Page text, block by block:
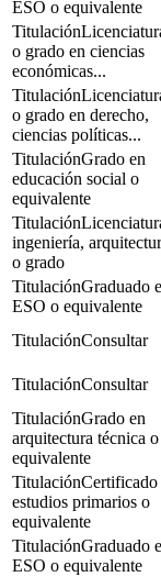
ESO o equivalente
o grado en ciencias
económicas...
o grado en derecho,
ciencias políticas...
Grado en
educación social o
equivalente
ingeniería,
o grado
Graduado
ESO o equivalente
Consultar
Consultar
Grado en
arquitectura técnica o
equivalente
Certificado
estudios primarios o
equivalente
Graduado
ESO o equivalente